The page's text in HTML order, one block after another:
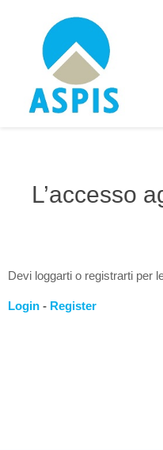
L’accesso
Devi loggarti o registrarti per
Login - Register